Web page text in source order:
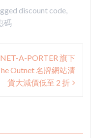
discount code,
碼
NET-A-PORTER 旗下
Outnet 名牌網站清
貨大減價低至 2 折